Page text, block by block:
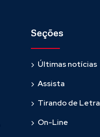
Seções
Últimas notícias
Assista
Tirando de Letra
On-Line